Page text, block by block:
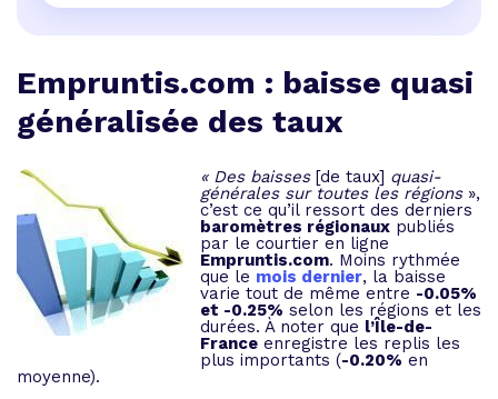
Empruntis.com : baisse quasi
généralisée des taux
« Des baisses[de taux] quasi-
générales sur toutes les régions»,
c’est ce qu’il ressort des derniers
baromètres régionaux publiés
par le courtier en ligne
Empruntis.com. Moins rythmée
que le mois dernier, la baisse
varie tout de même entre -0.05%
et -0.25% selon les régions et les
durées. À noter que l’Île-de-
France enregistre les replis les
plus importants (-0.20% en
moyenne).